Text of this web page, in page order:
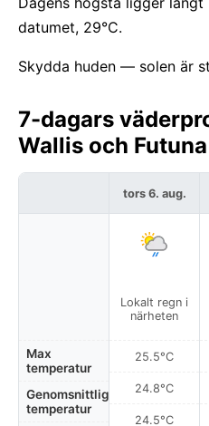
datumet, 29°C.
Skydda huden — solen är
7-dagars
Wallis och
Max
temperatur
Genomsnittlig
temperatur
tors 6. aug.
Lokalt regn i
närheten
25.5°C
24.8°C
24.5°C